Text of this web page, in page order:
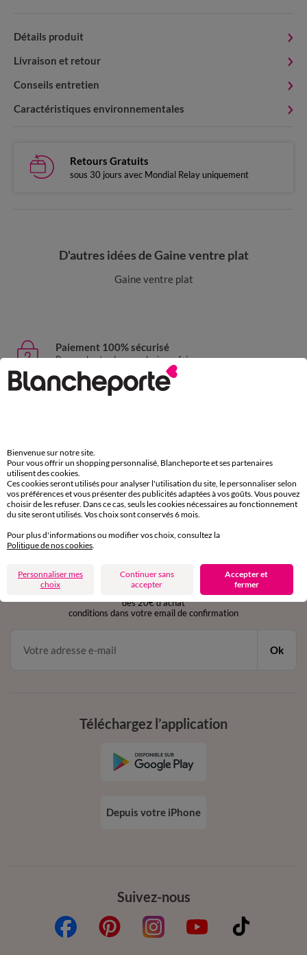
Détails produit
Livraison et retour
Conseils entretien
Caractéristiques environnementales
Retours Gratuits
sous 30 jours avec Mondial Relay uniquement
D'autres idées de Gaine ventre plat
Gaine ventre plat
Paiement 100% sécurisé
Payez plus tard ou en plusieurs fois
Livraison express
sous 30 jours avec Mondial Relay uniquement
Service clients
par chat et par téléphone
de 8h00 à 20h00 du lundi au samedi
en vous inscrivant à la newsletter
dès 20€ d’achat
conditions dans votre email de confirmation
Ok
Suivez-nous
Téléchargez l’application
Depuis votre iPhone
Bienvenue sur notre site.
Pour vous offrir un shopping personnalisé, Blancheporte et ses partenaires
utilisent des cookies.
Ces cookies seront utilisés pour analyser l'utilisation du site, le personnaliser selon
vos préférences et vous présenter des publicités adaptées à vos goûts. Vous pouvez
choisir de les refuser. Dans ce cas, seuls les cookies nécessaires au fonctionnement
du site seront utilisés. Vos choix sont conservés 6 mois.
Pour plus d'informations ou modifier vos choix, consultez la
Politique de nos cookies
Personnaliser mes
choix
Continuer sans
accepter
Accepter et
fermer